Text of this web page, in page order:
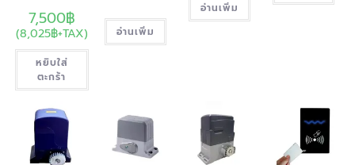
7,500฿
(8,025฿+TAX)
หยิบใส่
ตะกร้า
อ่านเพิ่ม
อ่านเพิ่ม